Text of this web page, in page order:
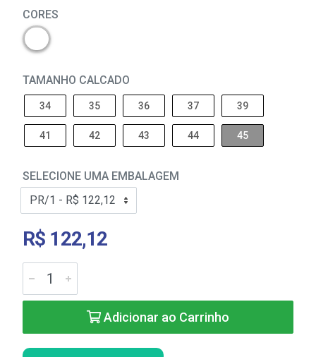
CORES
TAMANHO CALCADO
34 35 36 37 39
41 42 43 44 45
SELECIONE UMA EMBALAGEM
R$ 122,12
Adicionar ao Carrinho